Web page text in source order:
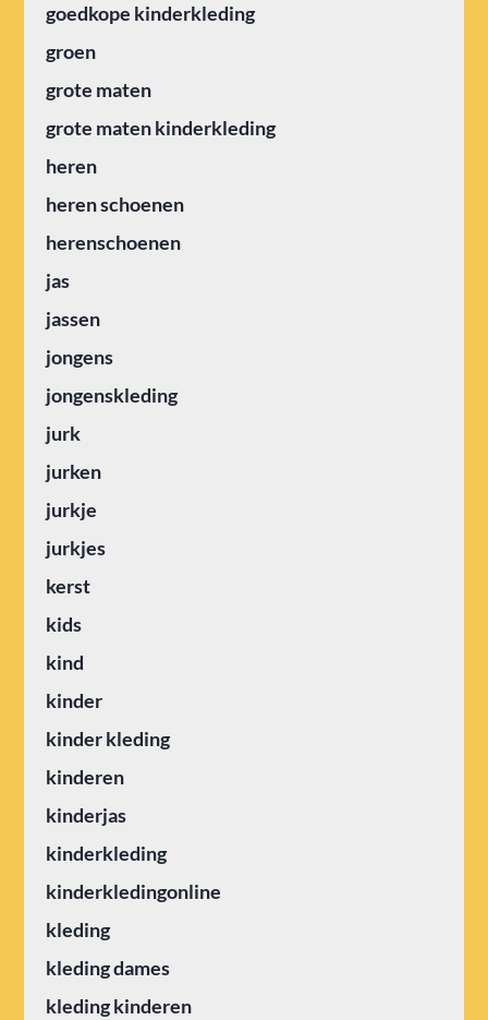
goedkope kinderkleding
groen
grote maten
grote maten kinderkleding
heren
heren schoenen
herenschoenen
jas
jassen
jongens
jongenskleding
jurk
jurken
jurkje
jurkjes
kerst
kids
kind
kinder
kinder kleding
kinderen
kinderjas
kinderkleding
kinderkledingonline
kleding
kleding dames
kleding kinderen